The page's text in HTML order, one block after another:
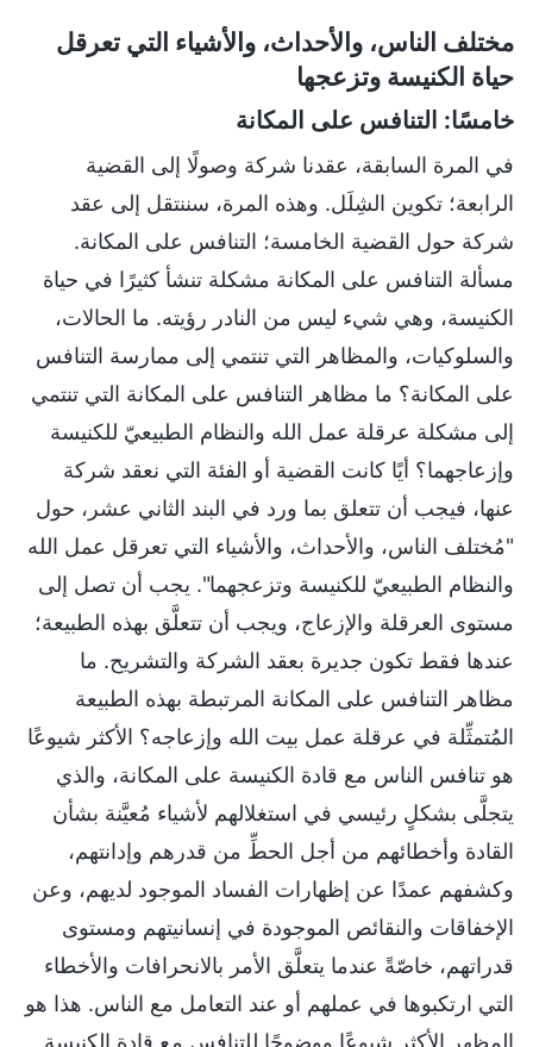
مختلف الناس، والأحداث، والأشياء التي تعرقل
حياة الكنيسة وتزعجها
خامسًا: التنافس على المكانة
في المرة السابقة، عقدنا شركة وصولًا إلى القضية
الرابعة؛ تكوين الشِلَل. وهذه المرة، سننتقل إلى عقد
شركة حول القضية الخامسة؛ التنافس على المكانة.
مسألة التنافس على المكانة مشكلة تنشأ كثيرًا في حياة
الكنيسة، وهي شيء ليس من النادر رؤيته. ما الحالات،
والسلوكيات، والمظاهر التي تنتمي إلى ممارسة التنافس
على المكانة؟ ما مظاهر التنافس على المكانة التي تنتمي
إلى مشكلة عرقلة عمل الله والنظام الطبيعيّ للكنيسة
وإزعاجهما؟ أيًا كانت القضية أو الفئة التي نعقد شركة
عنها، فيجب أن تتعلق بما ورد في البند الثاني عشر، حول
"مُختلف الناس، والأحداث، والأشياء التي تعرقل عمل الله
والنظام الطبيعيّ للكنيسة وتزعجهما". يجب أن تصل إلى
مستوى العرقلة والإزعاج، ويجب أن تتعلَّق بهذه الطبيعة؛
عندها فقط تكون جديرة بعقد الشركة والتشريح. ما
مظاهر التنافس على المكانة المرتبطة بهذه الطبيعة
المُتمثِّلة في عرقلة عمل بيت الله وإزعاجه؟ الأكثر شيوعًا
هو تنافس الناس مع قادة الكنيسة على المكانة، والذي
يتجلَّى بشكلٍ رئيسي في استغلالهم لأشياء مُعيَّنة بشأن
القادة وأخطائهم من أجل الحطِّ من قدرهم وإدانتهم،
وكشفهم عمدًا عن إظهارات الفساد الموجود لديهم، وعن
الإخفاقات والنقائص الموجودة في إنسانيتهم ومستوى
قدراتهم، خاصّةً عندما يتعلَّق الأمر بالانحرافات والأخطاء
التي ارتكبوها في عملهم أو عند التعامل مع الناس. هذا هو
المظهر الأكثر شيوعًا ووضوحًا للتنافس مع قادة الكنيسة